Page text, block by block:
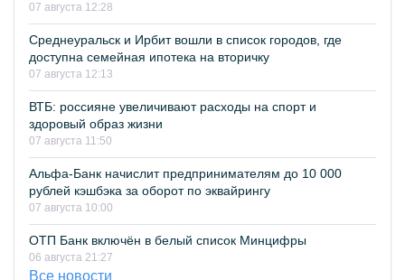
07 августа 12:28
Среднеуральск и Ирбит вошли в список городов, где
доступна семейная ипотека на вторичку
07 августа 12:13
ВТБ: россияне увеличивают расходы на спорт и
здоровый образ жизни
07 августа 11:50
Альфа-Банк начислит предпринимателям до 10 000
рублей кэшбэка за оборот по эквайрингу
07 августа 10:00
ОТП Банк включён в белый список Минцифры
06 августа 21:27
Все новости